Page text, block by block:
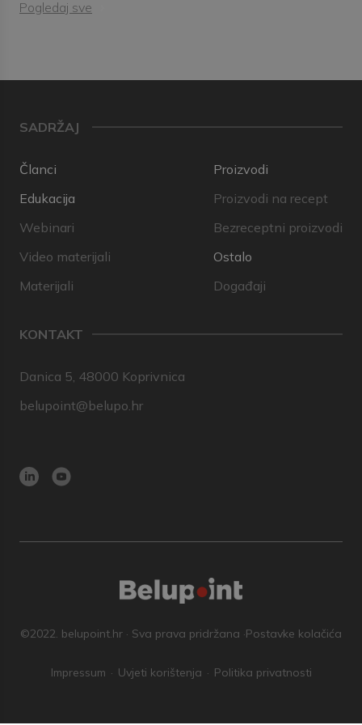
Pogledaj sve
SADRŽAJ
Članci
Edukacija
Webinari
Video materijali
Materijali
Proizvodi
Proizvodi na recept
Bezreceptni proizvodi
Ostalo
Događaji
KONTAKT
Danica 5, 48000 Koprivnica
belupoint@belupo.hr
©2022. belupoint.hr · Sva prava pridržana ·Postavke kolačića
Impressum Uvjeti korištenja Politika privatnosti